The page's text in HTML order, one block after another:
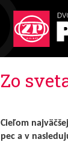
Zo
Cieľom
pec a v